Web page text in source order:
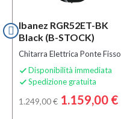
Ibanez RGR52ET-BK
Black (B-STOCK)
Chitarra Elettrica Ponte Fisso
 Disponibilità immediata
 Spedizione gratuita
1.249,00 € 1.159,00 €